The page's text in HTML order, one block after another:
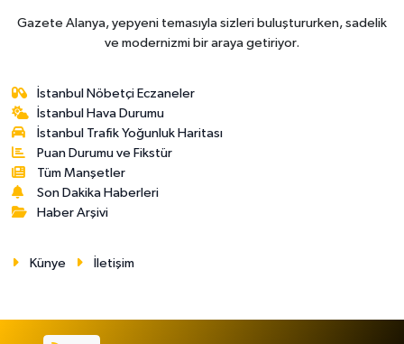
Gazete Alanya, yepyeni temasıyla sizleri buluştururken, sadelik
ve modernizmi bir araya getiriyor.
İstanbul Nöbetçi Eczaneler
İstanbul Hava Durumu
İstanbul Trafik Yoğunluk Haritası
Puan Durumu ve Fikstür
Tüm Manşetler
Son Dakika Haberleri
Haber Arşivi
Künye İletişim